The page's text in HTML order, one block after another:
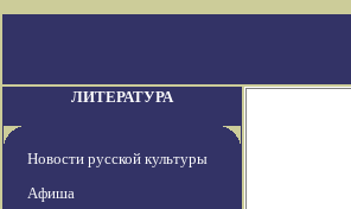
ЛИТЕРАТУРА
Новости русской культуры
Афиша